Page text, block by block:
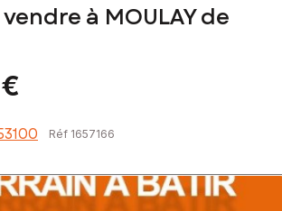
à MOULAY de
Réf 1657166